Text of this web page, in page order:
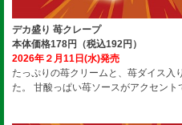
デカ盛り 苺クレープ
本体価格178円（税込192円）
2026年２月11日(水)発売
たっぷりの苺クリームと、苺ダイス入
た。 甘酸っぱい苺ソースがアクセント